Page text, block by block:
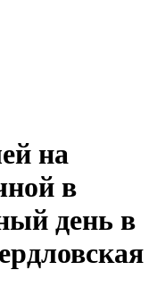
на
в
день в